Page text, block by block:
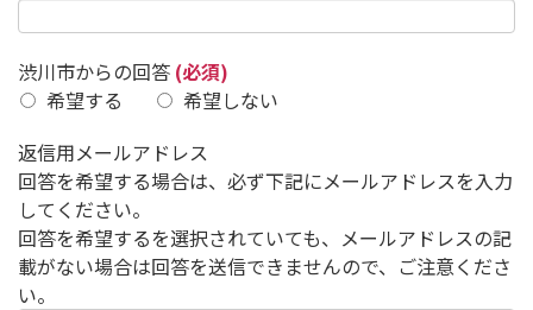
渋川市からの回答 (必須)
希望する
希望しない
返信用メールアドレス
回答を希望する場合は、必ず下記にメールアドレスを入力
してください。
回答を希望するを選択されていても、メールアドレスの記
載がない場合は回答を送信できませんので、ご注意くださ
い。